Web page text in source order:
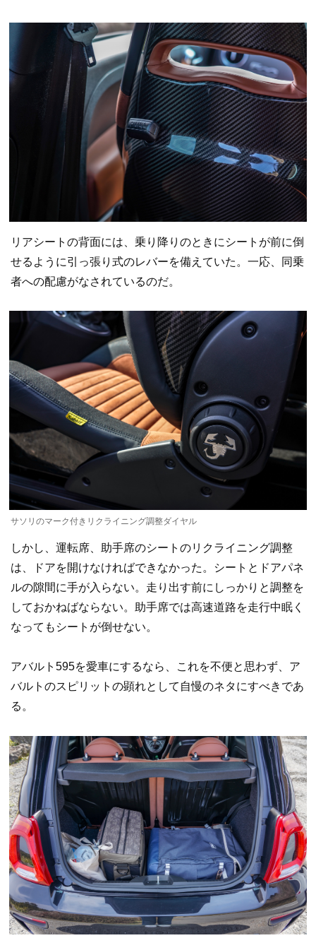
リアシートの背面には、乗り降りのときにシートが前に倒
せるように引っ張り式のレバーを備えていた。一応、同乗
者への配慮がなされているのだ。
サソリのマーク付きリクライニング調整ダイヤル
しかし、運転席、助手席のシートのリクライニング調整
は、ドアを開けなければできなかった。シートとドアパネ
ルの隙間に手が入らない。走り出す前にしっかりと調整を
しておかねばならない。助手席では高速道路を走行中眠く
なってもシートが倒せない。
アバルト595を愛車にするなら、これを不便と思わず、ア
バルトのスピリットの顕れとして自慢のネタにすべきであ
る。